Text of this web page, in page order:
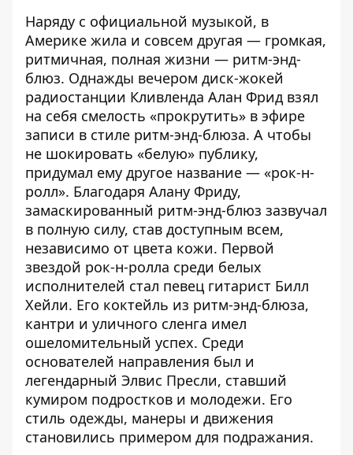
Наряду с официальной музыкой, в
Америке жила и совсем другая — громкая,
ритмичная, полная жизни — ритм-энд-
блюз. Однажды вечером диск-жокей
радиостанции Кливленда Алан Фрид взял
на себя смелость «прокрутить» в эфире
записи в стиле ритм-энд-блюза. А чтобы
не шокировать «белую» публику,
придумал ему другое название — «рок-н-
ролл». Благодаря Алану Фриду,
замаскированный ритм-энд-блюз зазвучал
в полную силу, став доступным всем,
независимо от цвета кожи. Первой
звездой рок-н-ролла среди белых
исполнителей стал певец гитарист Билл
Хейли. Его коктейль из ритм-энд-блюза,
кантри и уличного сленга имел
ошеломительный успех. Среди
основателей направления был и
легендарный Элвис Пресли, ставший
кумиром подростков и молодежи. Его
стиль одежды, манеры и движения
становились примером для подражания.